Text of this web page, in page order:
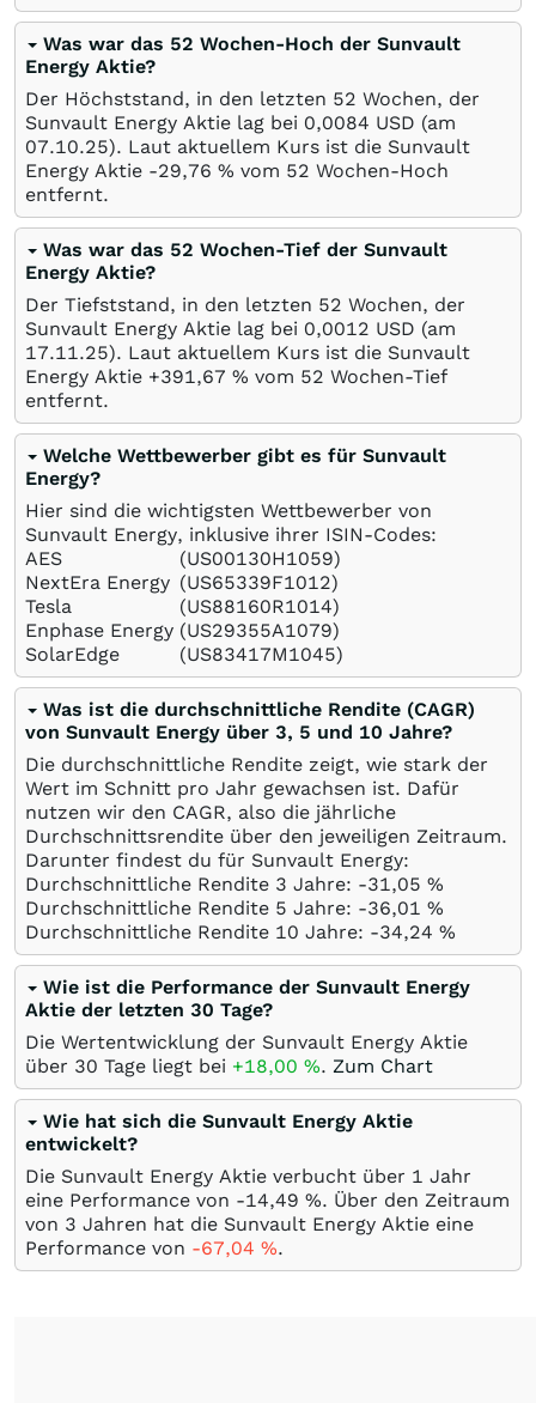
Was war das 52 Wochen-Hoch der Sunvault
Energy Aktie?
Der Höchststand, in den letzten 52 Wochen, der
Sunvault Energy Aktie lag bei 0,0084 USD (am
07.10.25). Laut aktuellem Kurs ist die Sunvault
Energy Aktie -29,76 % vom 52 Wochen-Hoch
entfernt.
Was war das 52 Wochen-Tief der Sunvault
Energy Aktie?
Der Tiefststand, in den letzten 52 Wochen, der
Sunvault Energy Aktie lag bei 0,0012 USD (am
17.11.25). Laut aktuellem Kurs ist die Sunvault
Energy Aktie +391,67 % vom 52 Wochen-Tief
entfernt.
Welche Wettbewerber gibt es für Sunvault
Energy?
Hier sind die wichtigsten Wettbewerber von
Sunvault Energy, inklusive ihrer ISIN-Codes:
AES
(US00130H1059)
NextEra Energy (US65339F1012)
Tesla
(US88160R1014)
Enphase Energy (US29355A1079)
SolarEdge
(US83417M1045)
Was ist die durchschnittliche Rendite (CAGR)
von Sunvault Energy über 3, 5 und 10 Jahre?
Die durchschnittliche Rendite zeigt, wie stark der
Wert im Schnitt pro Jahr gewachsen ist. Dafür
nutzen wir den CAGR, also die jährliche
Durchschnittsrendite über den jeweiligen Zeitraum.
Darunter findest du für Sunvault Energy:
Durchschnittliche Rendite 3 Jahre: -31,05 %
Durchschnittliche Rendite 5 Jahre: -36,01 %
Durchschnittliche Rendite 10 Jahre: -34,24 %
Wie ist die Performance der Sunvault Energy
Aktie der letzten 30 Tage?
Die Wertentwicklung der Sunvault Energy Aktie
über 30 Tage liegt bei +18,00 %. Zum Chart
Wie hat sich die Sunvault Energy Aktie
entwickelt?
Die Sunvault Energy Aktie verbucht über 1 Jahr
eine Performance von -14,49 %. Über den Zeitraum
von 3 Jahren hat die Sunvault Energy Aktie eine
Performance von -67,04 %.